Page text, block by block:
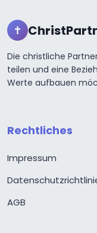
✝
Die christliche
teilen und eine
Werte aufbauen
Rechtliches
Impressum
AGB